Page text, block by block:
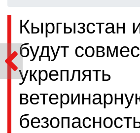
Кыргызстан
будут
укреплять